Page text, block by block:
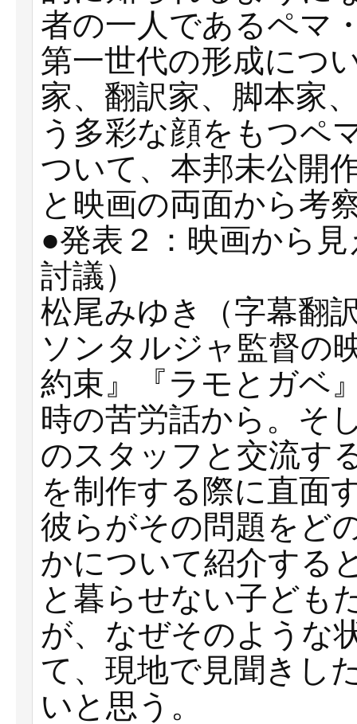
者の一人であるペマ
第一世代の形成につ
家、翻訳家、脚本家
う多彩な顔をもつペ
ついて、本邦未公開
と映画の両面から考
●発表２：映画から
討議）
松尾みゆき（字幕翻
ソンタルジャ監督の
約束』『ラモとガベ
時の苦労話から。そ
のスタッフと交流す
を制作する際に直面
彼らがその問題をど
かについて紹介する
と暮らせない子ども
が、なぜそのような
て、現地で見聞きし
いと思う。